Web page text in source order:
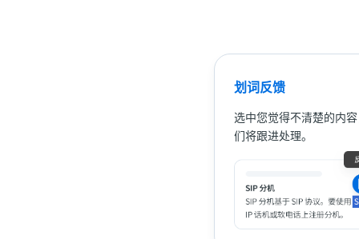
划词反馈
选中您觉得不清楚的内
们将跟进处理。